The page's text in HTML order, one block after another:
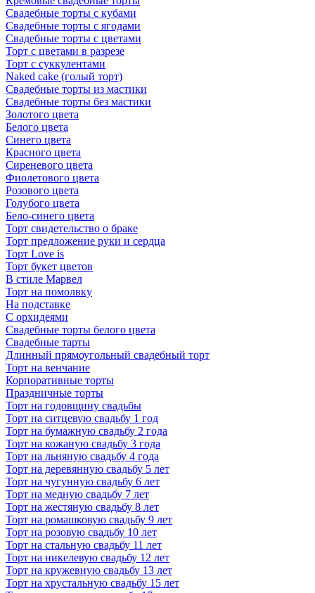
Свадебные торты с кубами
Свадебные торты с ягодами
Свадебные торты с цветами
Торт с цветами в разрезе
Торт с суккулентами
Naked cake (голый торт)
Свадебные торты из мастики
Свадебные торты без мастики
Золотого цвета
Белого цвета
Синего цвета
Красного цвета
Сиреневого цвета
Фиолетового цвета
Розового цвета
Голубого цвета
Бело-синего цвета
Торт свидетельство о браке
Торт предложение руки и сердца
Торт Love is
Торт букет цветов
В стиле Марвел
Торт на помолвку
На подставке
С орхидеями
Свадебные торты белого цвета
Свадебные тарты
Длинный прямоугольный свадебный торт
Торт на венчание
Корпоративные торты
Праздничные торты
Торт на годовщину свадьбы
Торт на ситцевую свадьбу 1 год
Торт на бумажную свадьбу 2 года
Торт на кожаную свадьбу 3 года
Торт на льняную свадьбу 4 года
Торт на деревянную свадьбу 5 лет
Торт на чугунную свадьбу 6 лет
Торт на медную свадьбу 7 лет
Торт на жестяную свадьбу 8 лет
Торт на ромашковую свадьбу 9 лет
Торт на розовую свадьбу 10 лет
Торт на стальную свадьбу 11 лет
Торт на никелевую свадьбу 12 лет
Торт на кружевную свадьбу 13 лет
Торт на хрустальную свадьбу 15 лет